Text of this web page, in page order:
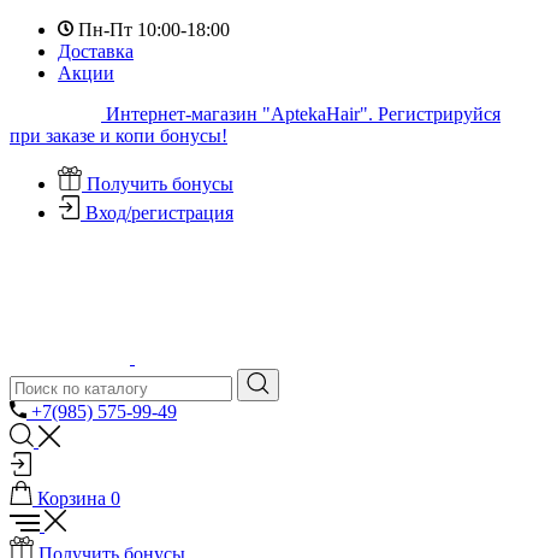
Пн-Пт 10:00-18:00
Доставка
Акции
Интернет-магазин "AptekaHair". Регистрируйся
при заказе и копи бонусы!
Получить бонусы
Вход/регистрация
+7(985) 575-99-49
Корзина 0
Получить бонусы